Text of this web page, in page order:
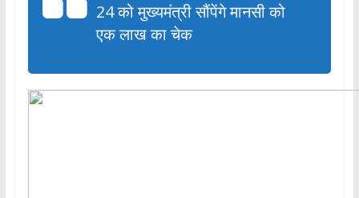
24 को मुख्यमंत्री सौंपेंगे मानसी को
एक लाख का चेक